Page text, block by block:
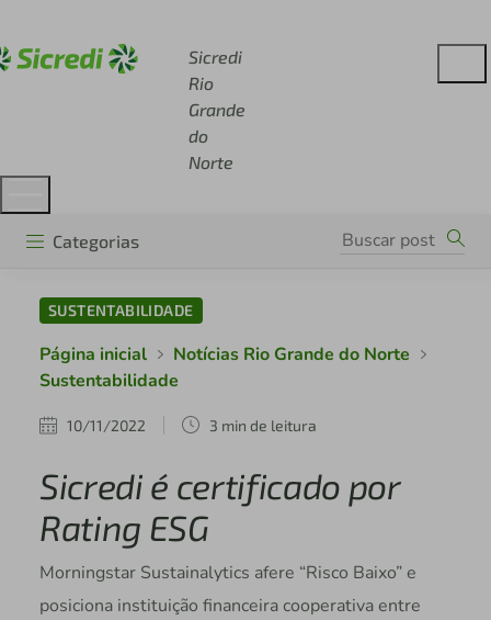
Sicredi
Rio
Grande
do
Norte
Categorias
SUSTENTABILIDADE
Página inicial
Notícias Rio Grande do Norte
Sustentabilidade
10/11/2022 3 min de leitura
Sicredi é certificado por
Rating ESG
Morningstar Sustainalytics afere “Risco Baixo” e
posiciona instituição financeira cooperativa entre